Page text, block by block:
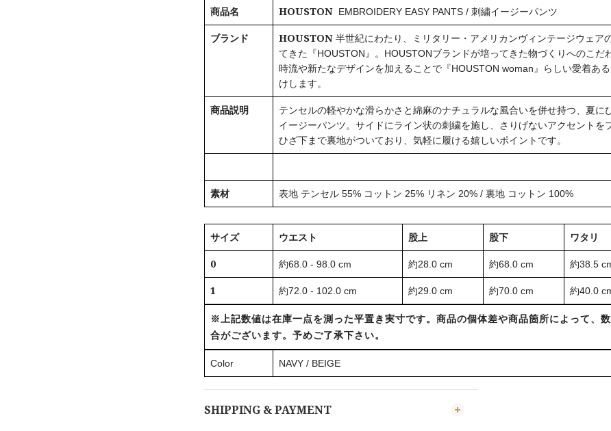
商品名 HOUSTON EMBROIDERY EASY PANTS / 刺繍イージーパンツ
ブランド HOUSTON 半世紀にわたり、ミリタリー・アメリカンヴィンテージウェア
てきた『HOUSTON』。HOUSTONブランドが培ってきた物づくりへのこだ
時流や新たなデザインを加えることで『HOUSTON woman』らしい愛着あ
けします。
商品説明
テンセルの軽やかな滑らかさと綿麻のナチュラルな風合いを併せ持つ、夏に
イージーパンツ。サイドにライン状の刺繍を施し、さりげないアクセントを
ひざ下まで裏地がついており、気軽に履ける嬉しいポイントです。
素材 表地 テンセル 55% コットン 25% リネン 20% / 裏地 コットン 100%
サイズ ウエスト 股上 股下 ワタリ
0 約68.0 - 98.0 cm 約28.0 cm 約68.0 cm 約38.5
1 約72.0 - 102.0 cm 約29.0 cm 約70.0 cm 約40.0
※上記数値は在庫一点を測った平置き実寸です。商品の個体差や商品箇所によって、
合がございます。予めご了承下さい。
Color NAVY / BEIGE
SHIPPING & PAYMENT